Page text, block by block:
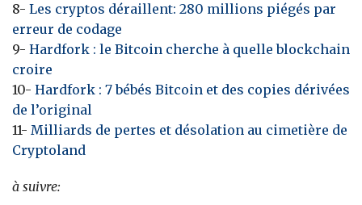
8- Les cryptos déraillent: 280 millions piégés par
erreur de codage
9- Hardfork : le Bitcoin cherche à quelle blockchain
croire
10- Hardfork : 7 bébés Bitcoin et des copies dérivées
de l’original
11- Milliards de pertes et désolation au cimetière de
Cryptoland
à suivre: